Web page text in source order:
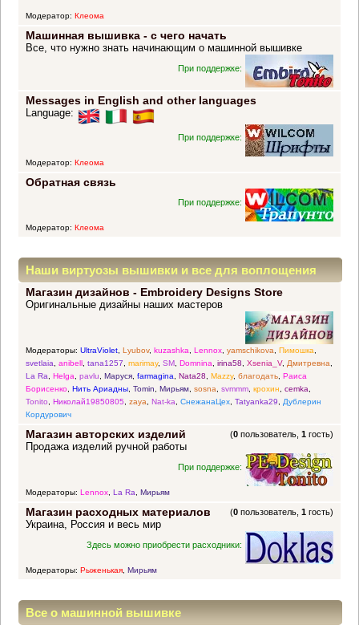
Модератор: Клеома
Машинная вышивка - с чего начать
Все, что нужно знать начинающим о машинной вышивке
При поддержке:
Messages in English and other languages
Language:
При поддержке:
Модератор: Клеома
Обратная связь
При поддержке:
Модератор: Клеома
Наши виртуозы вышивки и все для воплощения
прекрасных идей
Магазин дизайнов - Embroidery Designs Store
Оригинальные дизайны наших мастеров
Модераторы: UltraViolet, Lyubov, kuzashka, Lennox, yamschikova, Пимошка,
svetlaia, anibell, tana1257, marimay, SM, Domnina, irina58, Xsenia_V, Дмитревна,
La Ra, Helga, pavlu, Маруся, farmagina, Nata28, Mazzy, благодать, Раиса
Борисенко, Нить Ариадны, Tomin, Мирьям, sosna, svmmm, крохин, cemka,
Tonito, Николай19850805, zaya, Nat-ka, СнежанаЦех, Tatyanka29, Дублерин
Кордурович
Магазин авторских изделий (0 пользователь,1 гость)
Продажа изделий ручной работы
При поддержке:
Модераторы: Lennox, La Ra, Мирьям
Магазин расходных материалов (0 пользователь,1 гость)
Украина, Россия и весь мир
Здесь можно приобрести расходники:
Модераторы: Рыженькая, Мирьям
Все о машинной вышивке